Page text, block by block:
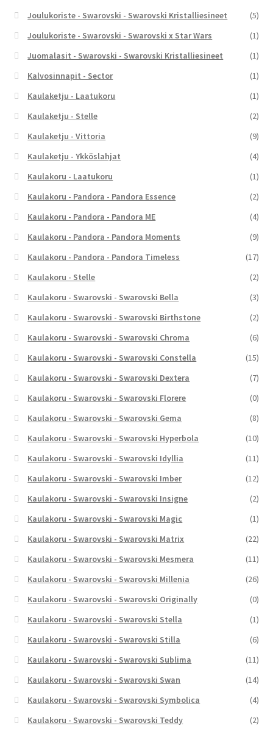
Joulukoriste - Swarovski - Swarovski Kristalliesineet
(5)
Joulukoriste - Swarovski - Swarovski x Star Wars
(1)
Juomalasit - Swarovski - Swarovski Kristalliesineet
(1)
Kalvosinnapit - Sector
(1)
Kaulaketju - Laatukoru
(1)
Kaulaketju - Stelle
(2)
Kaulaketju - Vittoria
(9)
Kaulaketju - Ykköslahjat
(4)
Kaulakoru - Laatukoru
(1)
Kaulakoru - Pandora - Pandora Essence
(2)
Kaulakoru - Pandora - Pandora ME
(4)
Kaulakoru - Pandora - Pandora Moments
(9)
Kaulakoru - Pandora - Pandora Timeless
(17)
Kaulakoru - Stelle
(2)
Kaulakoru - Swarovski - Swarovski Bella
(3)
Kaulakoru - Swarovski - Swarovski Birthstone
(2)
Kaulakoru - Swarovski - Swarovski Chroma
(6)
Kaulakoru - Swarovski - Swarovski Constella
(15)
Kaulakoru - Swarovski - Swarovski Dextera
(7)
Kaulakoru - Swarovski - Swarovski Florere
(0)
Kaulakoru - Swarovski - Swarovski Gema
(8)
Kaulakoru - Swarovski - Swarovski Hyperbola
(10)
Kaulakoru - Swarovski - Swarovski Idyllia
(11)
Kaulakoru - Swarovski - Swarovski Imber
(12)
Kaulakoru - Swarovski - Swarovski Insigne
(2)
Kaulakoru - Swarovski - Swarovski Magic
(1)
Kaulakoru - Swarovski - Swarovski Matrix
(22)
Kaulakoru - Swarovski - Swarovski Mesmera
(11)
Kaulakoru - Swarovski - Swarovski Millenia
(26)
Kaulakoru - Swarovski - Swarovski Originally
(0)
Kaulakoru - Swarovski - Swarovski Stella
(1)
Kaulakoru - Swarovski - Swarovski Stilla
(6)
Kaulakoru - Swarovski - Swarovski Sublima
(11)
Kaulakoru - Swarovski - Swarovski Swan
(14)
Kaulakoru - Swarovski - Swarovski Symbolica
(4)
Kaulakoru - Swarovski - Swarovski Teddy
(2)